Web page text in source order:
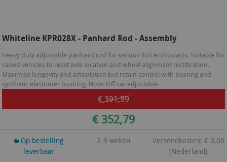
Whiteline KPR028X - Panhard Rod - Assembly
Heavy duty adjustable panhard rod for serious 4x4 enthusiasts. Suitable for
raised vehicles to reset axle location and wheel alignment rectification.
Maximise longevity and articulation but retain control with bearing and
synthetic elastomer bushing. Note: Off car adjustable.
€ 391,99
€ 352,79
Op bestelling
leverbaar
2-3 weken
Verzendkosten: € 0,00
(Nederland)